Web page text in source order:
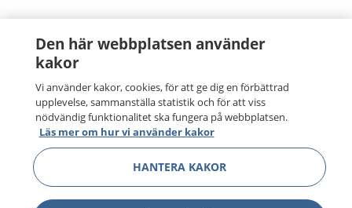
Den här webbplatsen använder
kakor
Vi använder kakor, cookies, för att ge dig en förbättrad
upplevelse, sammanställa statistik och för att viss
nödvändig funktionalitet ska fungera på webbplatsen.
Läs mer om hur vi använder kakor
HANTERA KAKOR